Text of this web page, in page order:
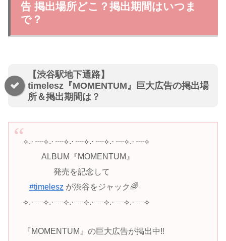
告 掲出場所どこ？掲出期間はいつま
で？
【渋谷駅地下通路】
timelesz『MOMENTUM』巨大広告の掲出場
所＆掲出期間は？
⟡.· ┈⟡.· ┈⟡.· ┈⟡.· ┈⟡.· ┈⟡.· ┈⟡
⠀⠀⠀ALBUM『MOMENTUM』
⠀⠀⠀⠀⠀発売を記念して
#timelesz が渋谷をジャック🌈
⟡.· ┈⟡.· ┈⟡.· ┈⟡.· ┈⟡.· ┈⟡.· ┈⟡
『MOMENTUM』の巨大広告が掲出中‼️